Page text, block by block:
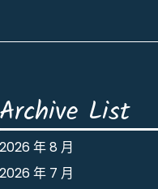
Archive List
2026 年 8 月
2026 年 7 月